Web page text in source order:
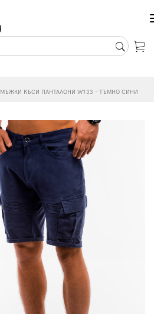
МЪЖКИ КЪСИ ПАНТАЛОНИ W133 - ТЪМНО СИНИ